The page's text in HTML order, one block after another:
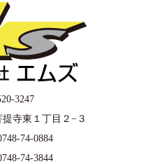
3247
寺東１丁目２−３
74-0884
74-3844